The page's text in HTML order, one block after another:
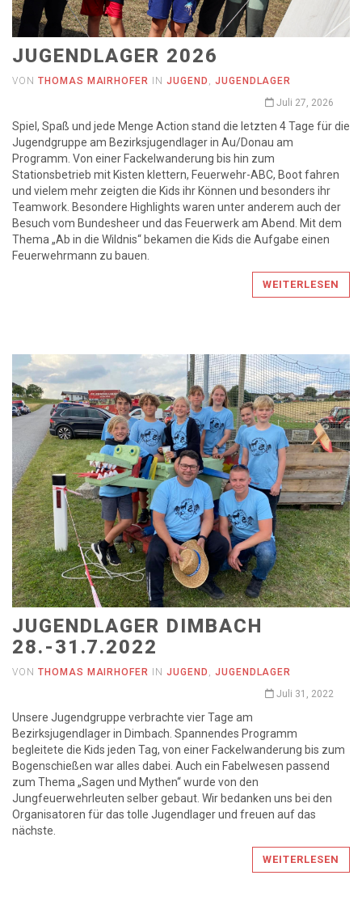
JUGENDLAGER 2026
VON THOMAS MAIRHOFER INJUGEND
JUGENDLAGER
Juli 27, 2026
Spiel, Spaß und jede Menge Action stand die letzten 4 Tage für die
Jugendgruppe am Bezirksjugendlager in Au/Donau am
Programm. Von einer Fackelwanderung bis hin zum
Stationsbetrieb mit Kisten klettern, Feuerwehr-ABC, Boot fahren
und vielem mehr zeigten die Kids ihr Können und besonders ihr
Teamwork. Besondere Highlights waren unter anderem auch der
Besuch vom Bundesheer und das Feuerwerk am Abend. Mit dem
Thema „Ab in die Wildnis“ bekamen die Kids die Aufgabe einen
Feuerwehrmann zu bauen.
WEITERLESEN
JUGENDLAGER DIMBACH
28.-31.7.2022
VON THOMAS MAIRHOFER INJUGEND
JUGENDLAGER
Juli 31, 2022
Unsere Jugendgruppe verbrachte vier Tage am
Bezirksjugendlager in Dimbach. Spannendes Programm
begleitete die Kids jeden Tag, von einer Fackelwanderung bis zum
Bogenschießen war alles dabei. Auch ein Fabelwesen passend
zum Thema „Sagen und Mythen“ wurde von den
Jungfeuerwehrleuten selber gebaut. Wir bedanken uns bei den
Organisatoren für das tolle Jugendlager und freuen auf das
nächste.
WEITERLESEN